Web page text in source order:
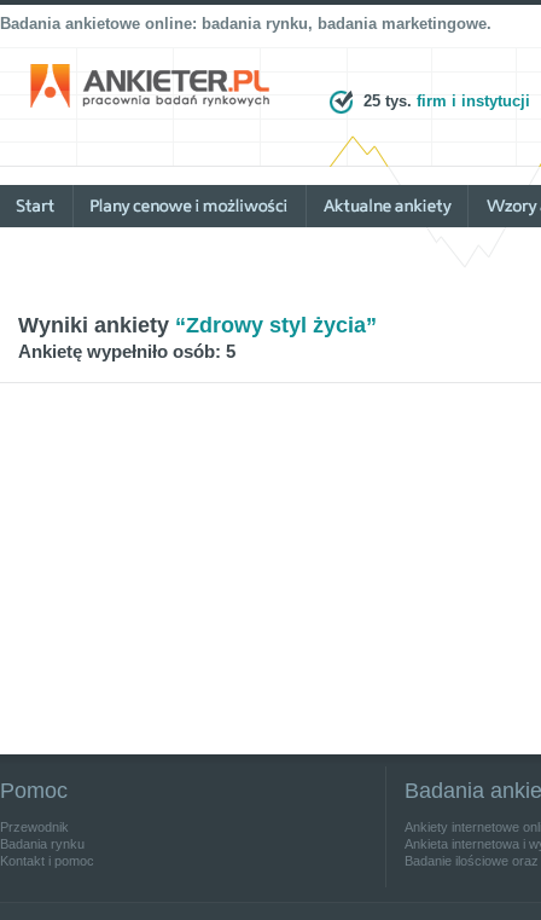
Badania ankietowe online: badania rynku, badania marketingowe.
25 tys. firm i instytucji
Wyniki ankiety “Zdrowy styl życia”
Ankietę wypełniło osób: 5
Pomoc
Przewodnik
Badania rynku
Kontakt i pomoc
Badania
Ankiety internetowe
Ankieta internetowa i
Badanie ilościowe